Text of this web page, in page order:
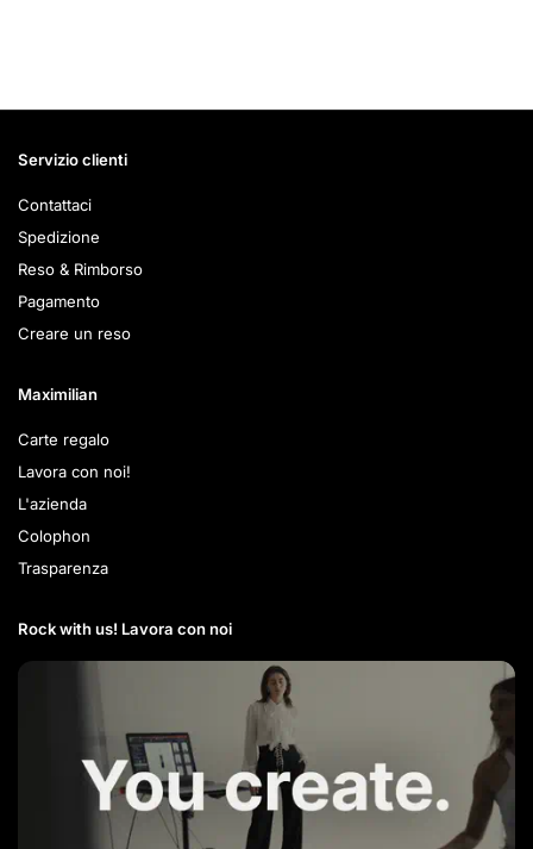
Servizio clienti
Contattaci
Spedizione
Reso & Rimborso
Pagamento
Creare un reso
Maximilian
Carte regalo
Lavora con noi!
L'azienda
Colophon
Trasparenza
Rock with us! Lavora con noi​